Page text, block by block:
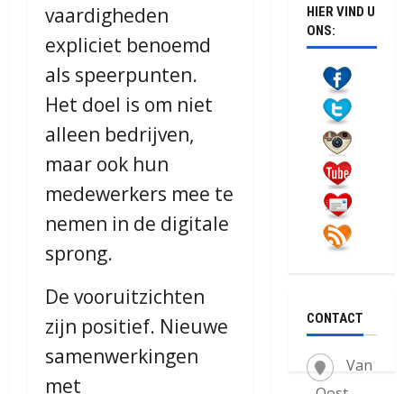
vaardigheden
expliciet benoemd
als speerpunten.
Het doel is om niet
alleen bedrijven,
maar ook hun
medewerkers mee te
nemen in de digitale
sprong.
De vooruitzichten
zijn positief. Nieuwe
samenwerkingen
met
HIER VIND U
ONS:
CONTACT
Van